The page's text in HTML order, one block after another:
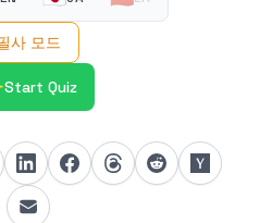
사 모드
Start Quiz